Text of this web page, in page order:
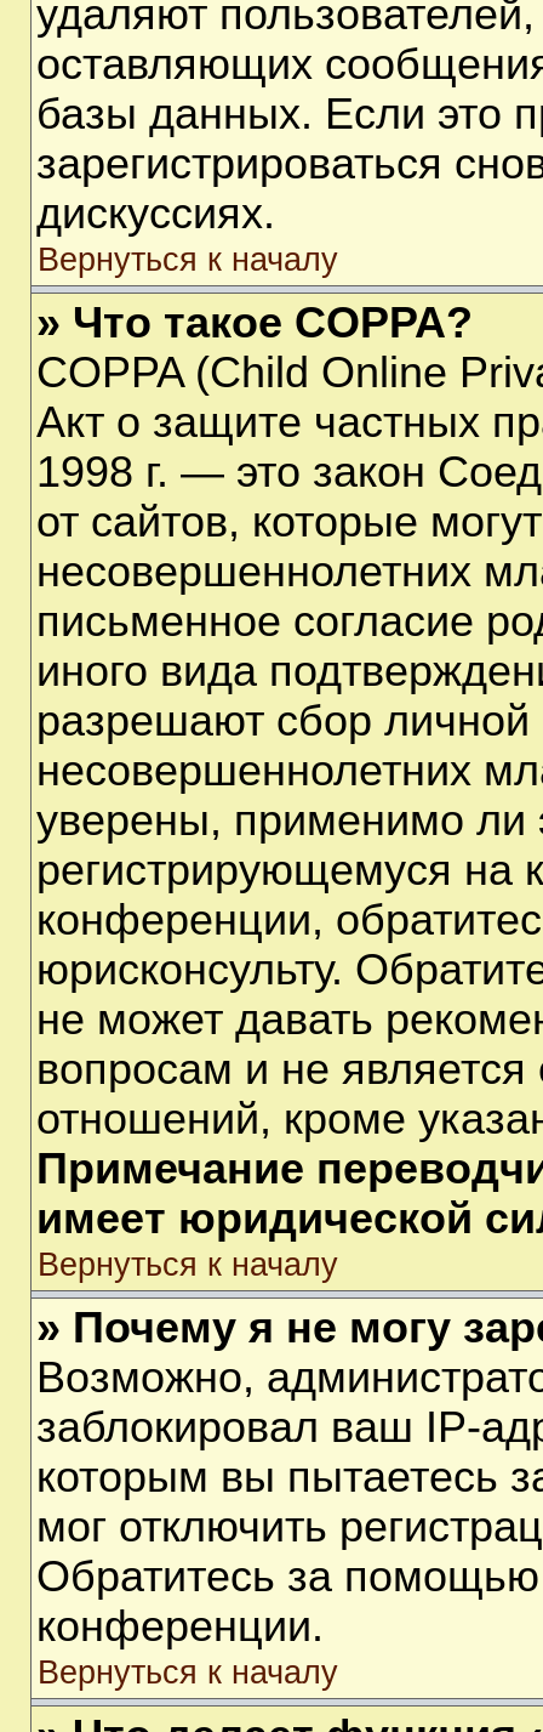
удаляют
оставляющих
базы данных. Если это
зарегистрироваться
дискуссиях.
Вернуться к началу
» Что такое COPPA?
COPPA (Child Online
Акт о защите частных
1998 г. — это закон
от сайтов, которые
несовершеннолетних
письменное согласие
иного вида
разрешают сбор
несовершеннолетних
уверены, применимо ли
регистрирующемуся на
конференции,
юрисконсульту.
не может давать
вопросам и не
отношений, кроме
Примечание
имеет юридической
Вернуться к началу
» Почему я не могу
Возможно,
заблокировал ваш IP-
которым вы пытаетесь
мог отключить
Обратитесь за помощью
конференции.
Вернуться к началу